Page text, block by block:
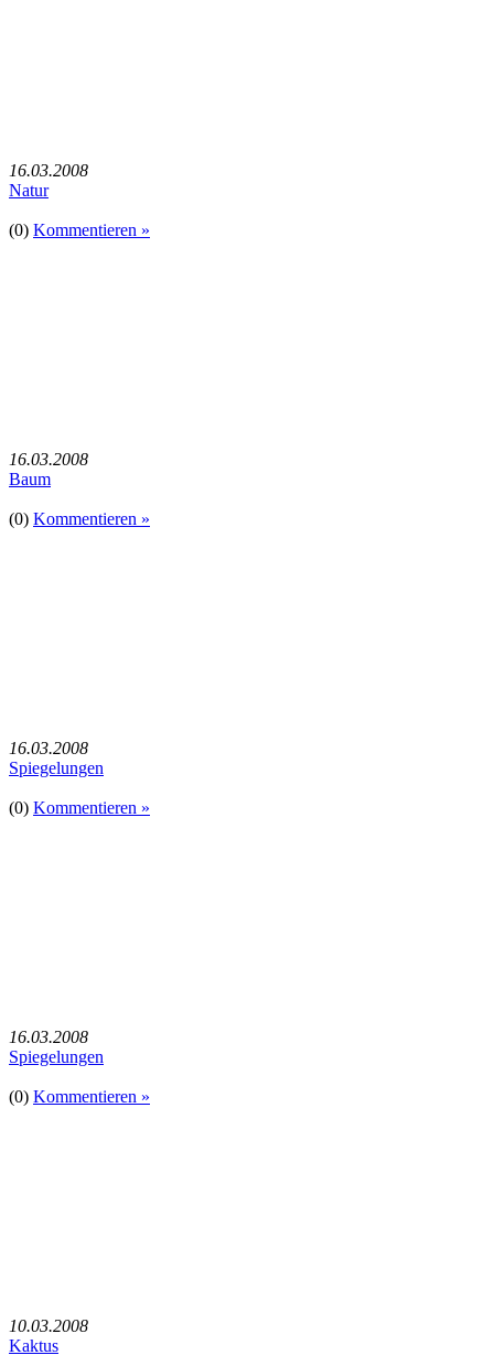
16.03.2008
Natur
(0) Kommentieren »
16.03.2008
Baum
(0) Kommentieren »
16.03.2008
Spiegelungen
(0) Kommentieren »
16.03.2008
Spiegelungen
(0) Kommentieren »
10.03.2008
Kaktus